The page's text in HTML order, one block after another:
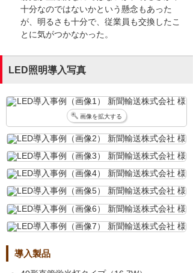
十分なのではないかという懸念もあった
が、明るさも十分で、従業員も交換したこ
とに気がつかなかった。
LED照明導入写真
画像を拡大する
導入製品